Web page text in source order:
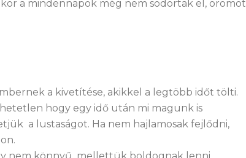
a mindennapok még nem sodortak el, örömöt
a kivetítése, akikkel a legtöbb időt tölti.
hogy egy idő után mi magunk is
a lustaságot. Ha nem hajlamosak fejlődni,